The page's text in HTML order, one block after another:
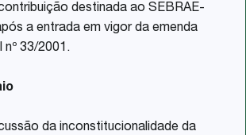
destinada ao SEBRAE-
a entrada em vigor da emenda
33/2001.
da inconstitucionalidade da